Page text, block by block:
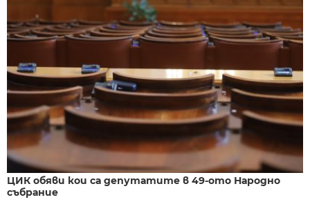
ЦИК обяви кои са депутатите в 49-ото Народно
събрание